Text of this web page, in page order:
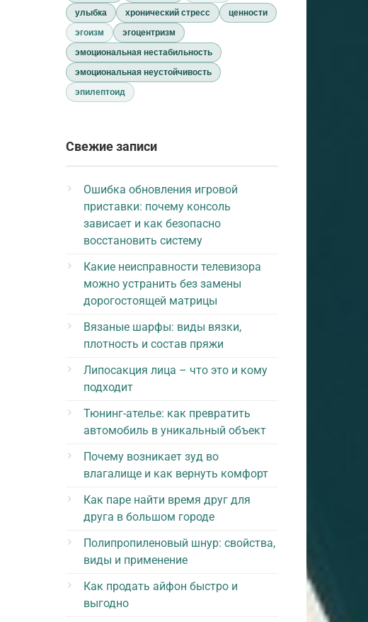
улыбка
хронический стресс
ценности
эгоизм
эгоцентризм
эмоциональная нестабильность
эмоциональная неустойчивость
эпилептоид
Свежие записи
Ошибка обновления игровой
приставки: почему консоль
зависает и как безопасно
восстановить систему
Какие неисправности телевизора
можно устранить без замены
дорогостоящей матрицы
Вязаные шарфы: виды вязки,
плотность и состав пряжи
Липосакция лица – что это и кому
подходит
Тюнинг-ателье: как превратить
автомобиль в уникальный объект
Почему возникает зуд во
влагалище и как вернуть комфорт
Как паре найти время друг для
друга в большом городе
Полипропиленовый шнур: свойства,
виды и применение
Как продать айфон быстро и
выгодно